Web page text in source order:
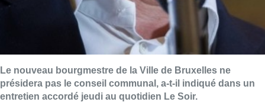
Le nouveau bourgmestre de la Ville de Bruxelles ne
présidera pas le conseil communal, a-t-il indiqué dans un
entretien accordé jeudi au quotidien Le Soir.